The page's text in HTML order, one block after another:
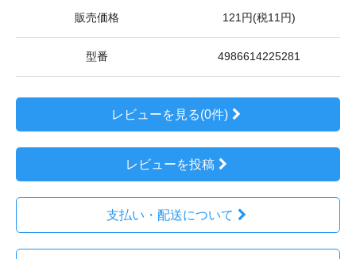
販売価格 121円(税11円)
型番 4986614225281
レビューを見る(0件)
レビューを投稿
支払い・配送について